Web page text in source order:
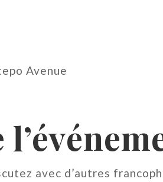
Avenue
avec d’autres